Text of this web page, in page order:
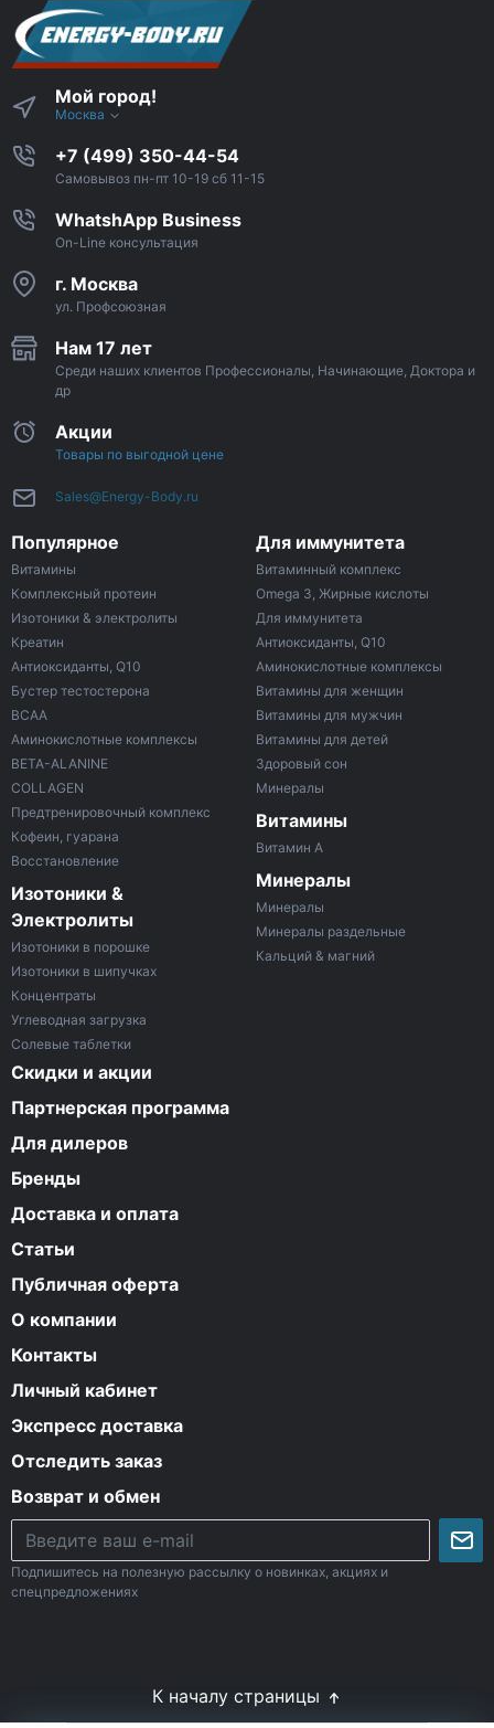
Мой город!
Москва
+7 (499) 350-44-54
Самовывоз пн-пт 10-19 сб 11-15
WhatshApp Business
On-Line консультация
г. Москва
ул. Профсоюзная
Нам 17 лет
Среди наших клиентов Профессионалы, Начинающие, Доктора и
др
Акции
Товары по выгодной цене
Sales@Energy-Body.ru
Популярное
Витамины
Комплексный протеин
Изотоники & электролиты
Креатин
Антиоксиданты, Q10
Бустер тестостерона
ВСАА
Аминокислотные комплексы
BETA-ALANINE
COLLAGEN
Предтренировочный комплекс
Кофеин, гуарана
Восстановление
Изотоники &
Электролиты
Изотоники в порошке
Изотоники в шипучках
Концентраты
Углеводная загрузка
Солевые таблетки
Для иммунитета
Витаминный комплекс
Omega 3, Жирные кислоты
Для иммунитета
Антиоксиданты, Q10
Аминокислотные комплексы
Витамины для женщин
Витамины для мужчин
Витамины для детей
Здоровый сон
Минералы
Витамины
Витамин A
Минералы
Минералы
Минералы раздельные
Кальций & магний
Скидки и акции
Партнерская программа
Для дилеров
Бренды
Доставка и оплата
Статьи
Публичная оферта
О компании
Контакты
Личный кабинет
Экспресс доставка
Отследить заказ
Возврат и обмен
Подпишитесь на полезную рассылку о новинках, акциях и
спецпредложениях
К началу страницы